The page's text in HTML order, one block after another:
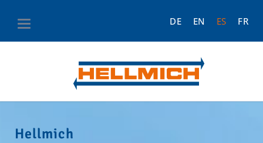
DE EN ES FR
Hellmich